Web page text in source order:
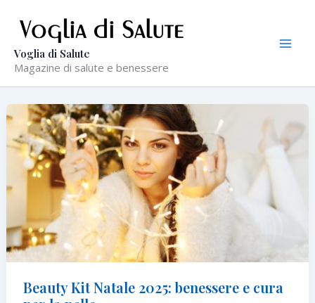
contenuto
Voglia di Salute
Magazine di salute e benessere
Beauty Kit Natale 2025: benessere e cura